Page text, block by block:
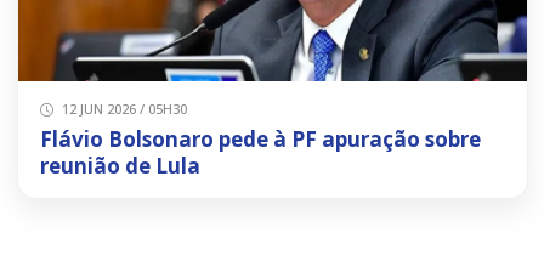
12 JUN 2026 / 05H30
Flávio Bolsonaro pede à PF apuração sobre
reunião de Lula